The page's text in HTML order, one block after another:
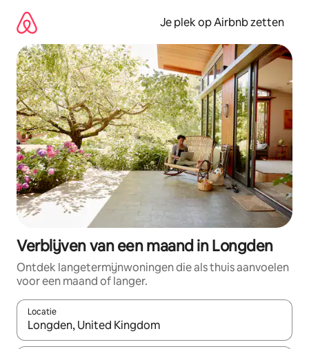
direct
naar
inhoud
Je plek op Airbnb zetten
Verblijven van een maand in Longden
Ontdek langetermijnwoningen die als thuis aanvoelen
voor een maand of langer.
Locatie
Wanneer er resultaten beschikbaar zijn, maak je een keuze